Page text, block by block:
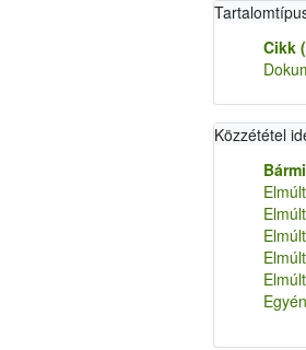
Cikk
Közzététel